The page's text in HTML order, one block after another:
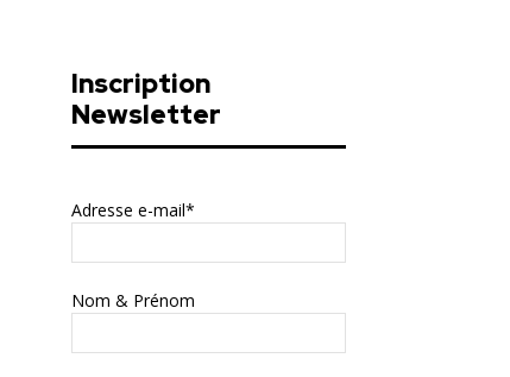
Inscription
Newsletter
Adresse e-mail*
Nom & Prénom